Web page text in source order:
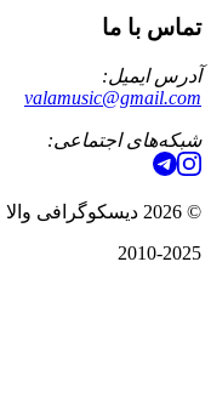
تماس با ما
آدرس ایمیل:
valamusic@gmail.com
شبکه‌های اجتماعی:
©
2026 دیسکوگرافی
2010-2025